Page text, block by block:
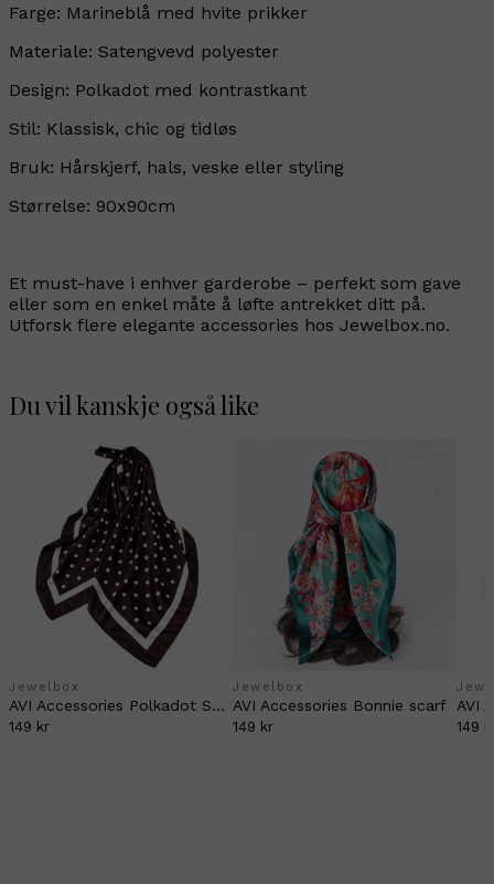
Farge: Marineblå med hvite prikker
Materiale: Satengvevd polyester
Design: Polkadot med kontrastkant
Stil: Klassisk, chic og tidløs
Bruk: Hårskjerf, hals, veske eller styling
Størrelse: 90x90cm
Et must-have i enhver garderobe – perfekt som gave
eller som en enkel måte å løfte antrekket ditt på.
Utforsk flere elegante accessories hos Jewelbox.no.
Du vil kanskje også like
Jewelbox
AVI Accessories Polkadot Scarf brown/white
149 kr
Jewelbox
AVI Accessories Bonnie scarf
149 kr 149